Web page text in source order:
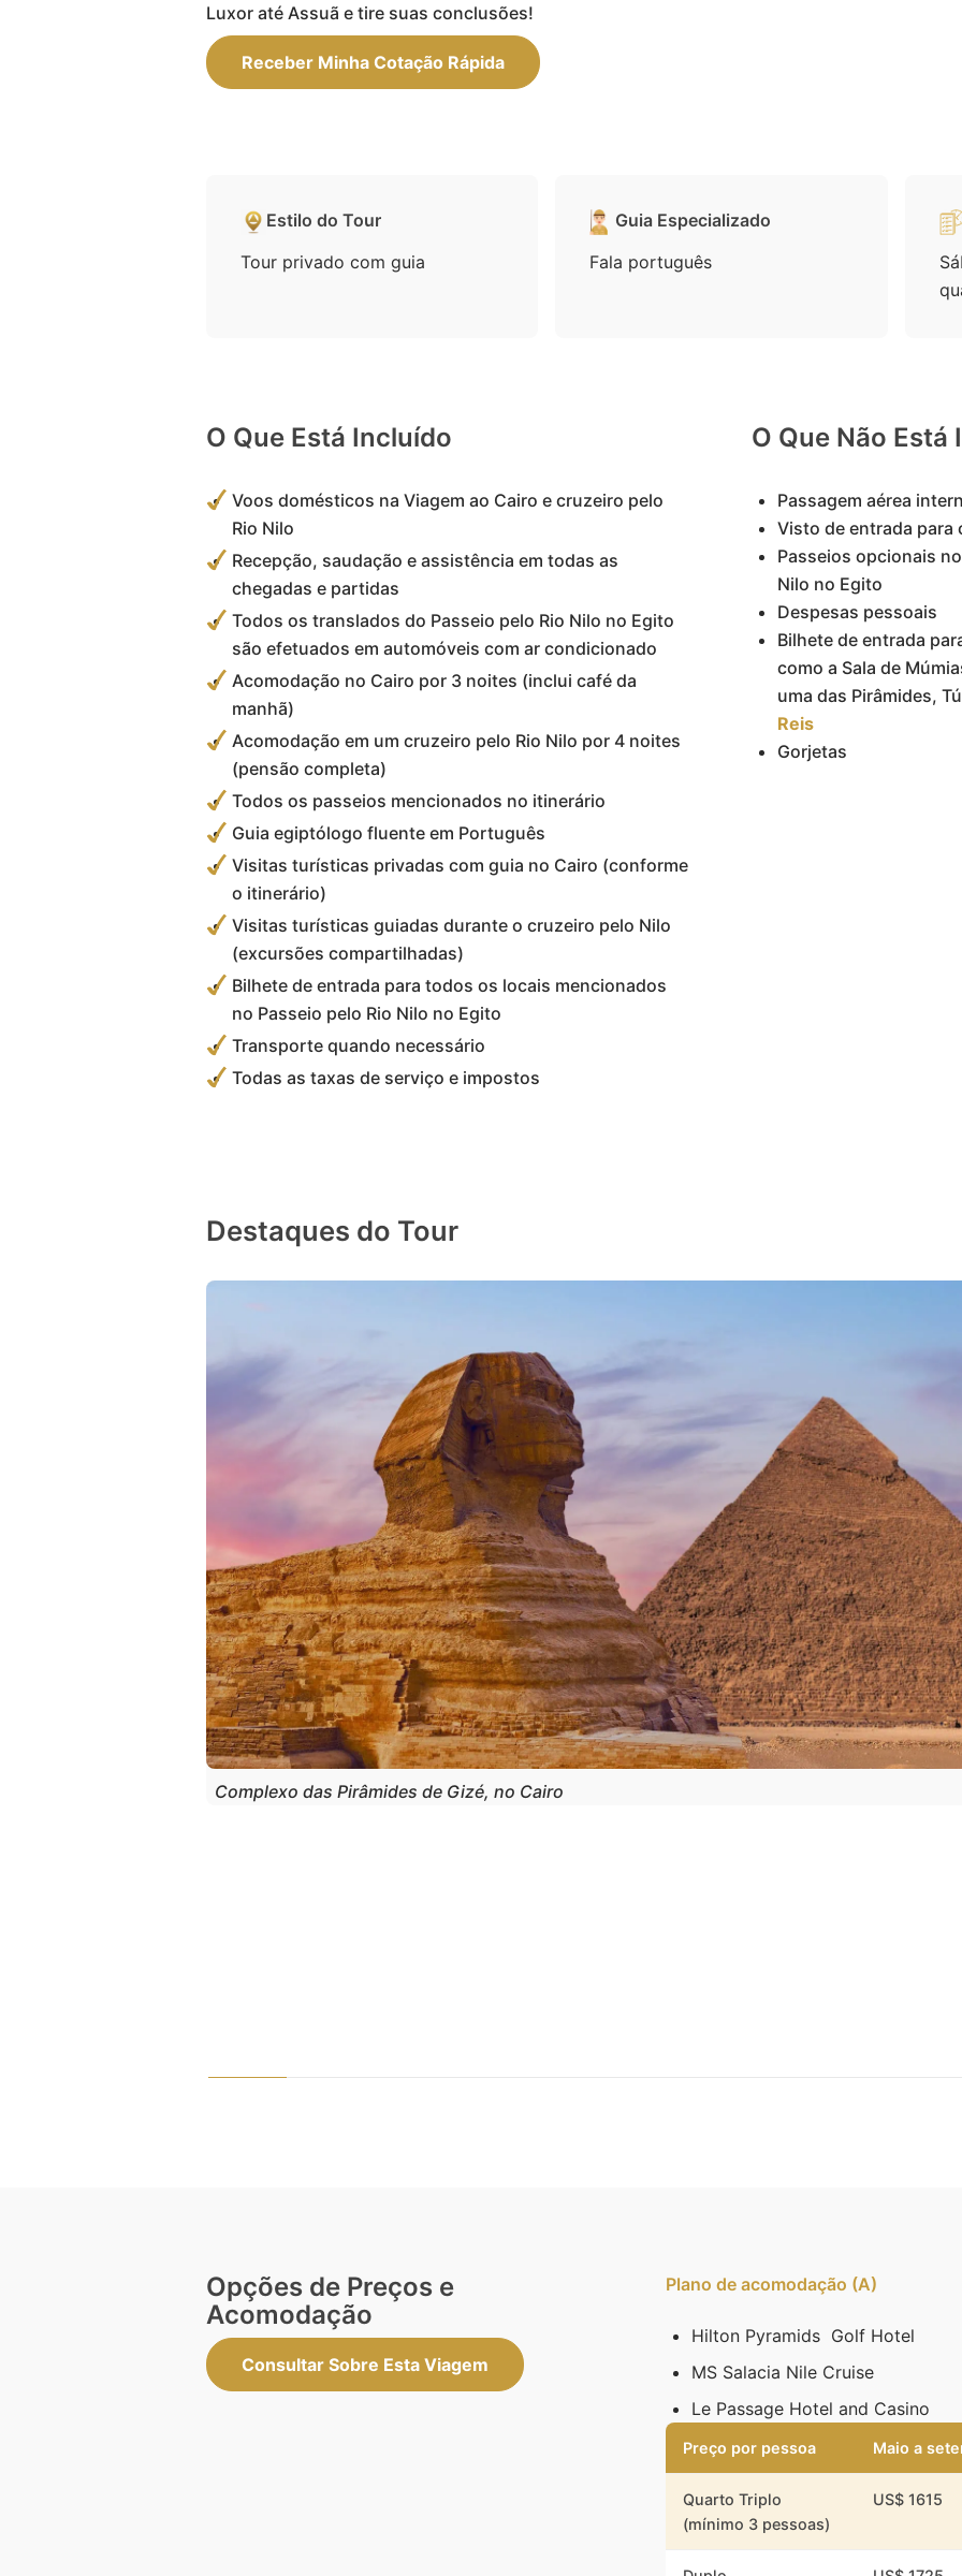
Luxor até Assuã e tire suas conclusões!
Receber Minha Cotação Rápida
Estilo do Tour
Tour privado com guia
Guia Especializado
Fala português
O Que Está Incluído
Voos domésticos na Viagem ao Cairo e cruzeiro pelo
Rio Nilo
Recepção, saudação e assistência em todas as
chegadas e partidas
Todos os translados do Passeio pelo Rio Nilo no Egito
são efetuados em automóveis com ar condicionado
Acomodação no Cairo por 3 noites (inclui café da
manhã)
Acomodação em um cruzeiro pelo Rio Nilo por 4 noites
(pensão completa)
Todos os passeios mencionados no itinerário
Guia egiptólogo fluente em Português
Visitas turísticas privadas com guia no Cairo (conforme
o itinerário)
Visitas turísticas guiadas durante o cruzeiro pelo Nilo
(excursões compartilhadas)
Bilhete de entrada para todos os locais mencionados
no Passeio pelo Rio Nilo no Egito
Transporte quando necessário
Todas as taxas de serviço e impostos
O Que Não Está
Passagem aérea
Visto de entrada para
Passeios opcionais
Nilo no Egito
Despesas pessoais
Bilhete de entrada
como a Sala de
uma das Pirâmides,
Reis
Gorjetas
Destaques do Tour
Complexo das Pirâmides de Gizé, no Cairo
Opções de Preços e
Acomodação
Consultar Sobre Esta Viagem
Plano de acomodação (A)
Hilton Pyramids Golf Hotel
MS Salacia Nile Cruise
Le Passage Hotel and Casino
Preço por pessoa Maio a
Quarto Triplo
(mínimo 3 pessoas)
US$ 1615